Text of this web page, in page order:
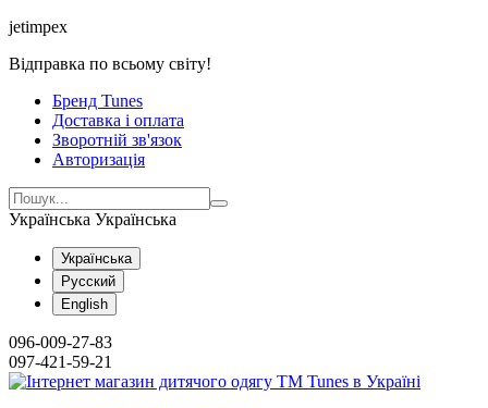
jetimpex
Відправка по всьому світу!
Бренд Tunes
Доставка і оплата
Зворотній зв'язок
Авторизація
Українська Українська
Українська
Русский
English
096-009-27-83
097-421-59-21